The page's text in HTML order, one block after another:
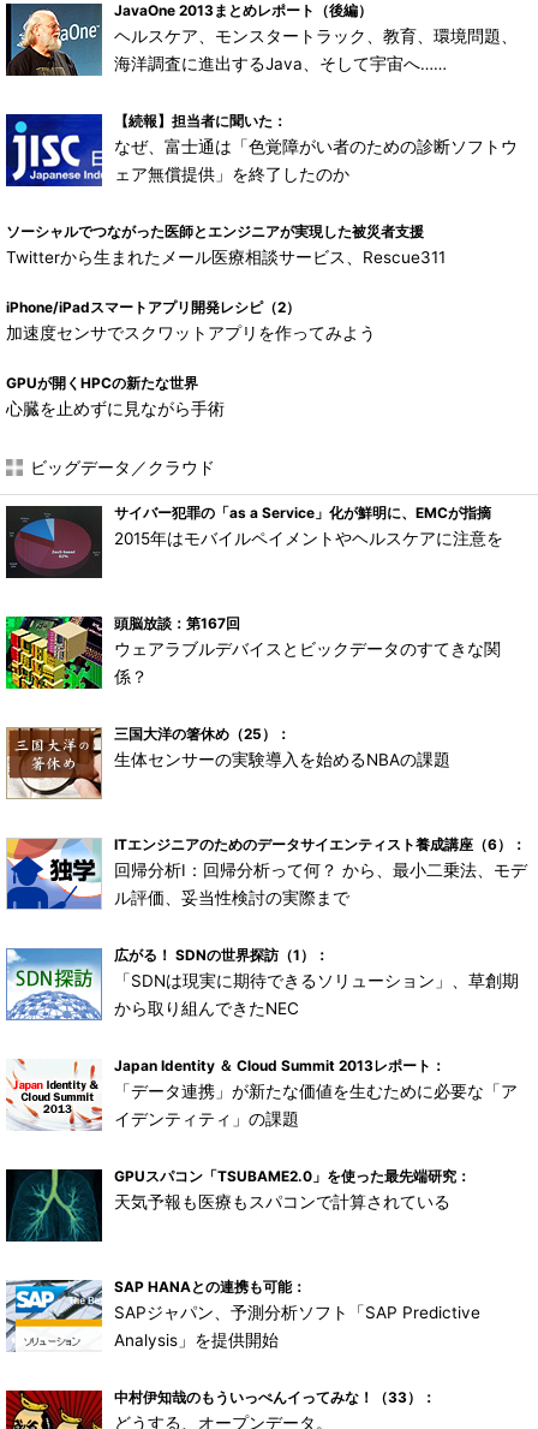
JavaOne 2013まとめレポート（後編）
ヘルスケア、モンスタートラック、教育、環境問題、
海洋調査に進出するJava、そして宇宙へ……
【続報】担当者に聞いた：
なぜ、富士通は「色覚障がい者のための診断ソフトウ
ェア無償提供」を終了したのか
ソーシャルでつながった医師とエンジニアが実現した被災者支援
Twitterから生まれたメール医療相談サービス、Rescue311
iPhone/iPadスマートアプリ開発レシピ（2）
加速度センサでスクワットアプリを作ってみよう
GPUが開くHPCの新たな世界
心臓を止めずに見ながら手術
ビッグデータ／クラウド
サイバー犯罪の「as a Service」化が鮮明に、EMCが指摘
2015年はモバイルペイメントやヘルスケアに注意を
頭脳放談：第167回
ウェアラブルデバイスとビックデータのすてきな関
係？
三国大洋の箸休め（25）：
生体センサーの実験導入を始めるNBAの課題
ITエンジニアのためのデータサイエンティスト養成講座（6）：
回帰分析I：回帰分析って何？ から、最小二乗法、モデ
ル評価、妥当性検討の実際まで
広がる！ SDNの世界探訪（1）：
「SDNは現実に期待できるソリューション」、草創期
から取り組んできたNEC
Japan Identity ＆ Cloud Summit 2013レポート：
「データ連携」が新たな価値を生むために必要な「ア
イデンティティ」の課題
GPUスパコン「TSUBAME2.0」を使った最先端研究：
天気予報も医療もスパコンで計算されている
SAP HANAとの連携も可能：
SAPジャパン、予測分析ソフト「SAP Predictive
Analysis」を提供開始
中村伊知哉のもういっぺんイってみな！（33）：
どうする、オープンデータ。